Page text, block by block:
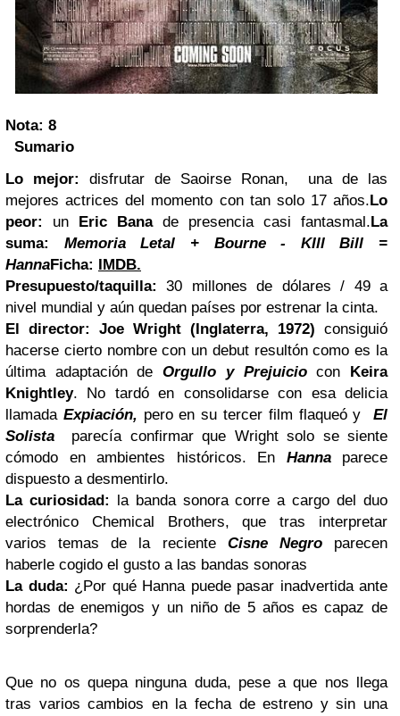
Nota: 8
Sumario
Lo mejor:
disfrutar de Saoirse Ronan, una de las
mejores actrices del momento con tan solo 17 años. Lo
peor:
un Eric Banade presencia casi fantasmal. La
suma: Memoria Letal + Bourne - KIll Bill =
HannaFicha:
IMDB.
Presupuesto/taquilla:
30 millones de dólares / 49 a
nivel mundial y aún quedan países por estrenar la cinta.
El director: Joe Wright (Inglaterra, 1972) consiguió
hacerse cierto nombre con un debut resultón como es la
última adaptación deOrgullo y Prejuiciocon
Keira
Knightley. No tardó en consolidarse con esa delicia
llamadaExpiación, pero en su tercer film flaqueó yEl
Solista
parecía confirmar que Wright solo se siente
cómodo en ambientes históricos. En Hanna parece
dispuesto a desmentirlo.
La curiosidad:
la banda sonora corre a cargo del duo
electrónico Chemical Brothers, que tras interpretar
varios temas de la reciente Cisne Negroparecen
haberle cogido el gusto a las bandas sonoras
La duda: ¿Por qué Hanna puede pasar inadvertida ante
hordas de enemigos y un niño de 5 años es capaz de
sorprenderla?
Que no os quepa ninguna duda, pese a que nos llega
tras varios cambios en la fecha de estreno y sin una